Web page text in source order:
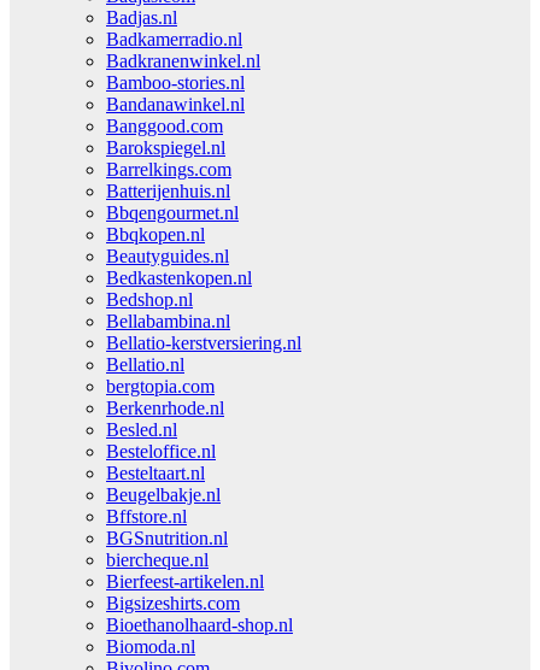
Badjas.nl
Badkamerradio.nl
Badkranenwinkel.nl
Bamboo-stories.nl
Bandanawinkel.nl
Banggood.com
Barokspiegel.nl
Barrelkings.com
Batterijenhuis.nl
Bbqengourmet.nl
Bbqkopen.nl
Beautyguides.nl
Bedkastenkopen.nl
Bedshop.nl
Bellabambina.nl
Bellatio-kerstversiering.nl
Bellatio.nl
bergtopia.com
Berkenrhode.nl
Besled.nl
Besteloffice.nl
Besteltaart.nl
Beugelbakje.nl
Bffstore.nl
BGSnutrition.nl
biercheque.nl
Bierfeest-artikelen.nl
Bigsizeshirts.com
Bioethanolhaard-shop.nl
Biomoda.nl